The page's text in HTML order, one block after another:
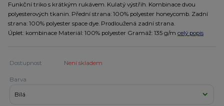
Funkční triko s krátkým rukávem. Kulatý výstřih. Kombinace dvou
polyesterových tkanin. Přední strana: 100% polyester honeycomb. Zadní
strana: 100% polyester space dye. Prodloužená zadní strana.
Úplet: kombinace Materiál: 100% polyester Gramáž: 135 g/m celý popis
Dostupnost Není skladem
Barva